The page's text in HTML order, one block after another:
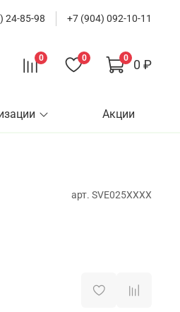
24-85-98 +7 (904) 092-10-11
0 0 0 0 ₽
Акции
арт. SVE025XXXX